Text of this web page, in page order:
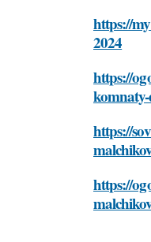
https://
2024
https://
https://
https://